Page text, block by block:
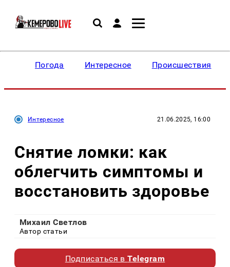
Погода Интересное Происшествия
Интересное 21.06.2025, 16:00
Снятие ломки: как
облегчить симптомы и
восстановить здоровье
Михаил Светлов
Автор статьи
Подписаться вTelegram